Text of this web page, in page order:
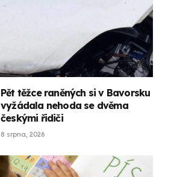
Pět těžce raněných si v Bavorsku
vyžádala nehoda se dvěma
českými řidiči
8 srpna, 2026